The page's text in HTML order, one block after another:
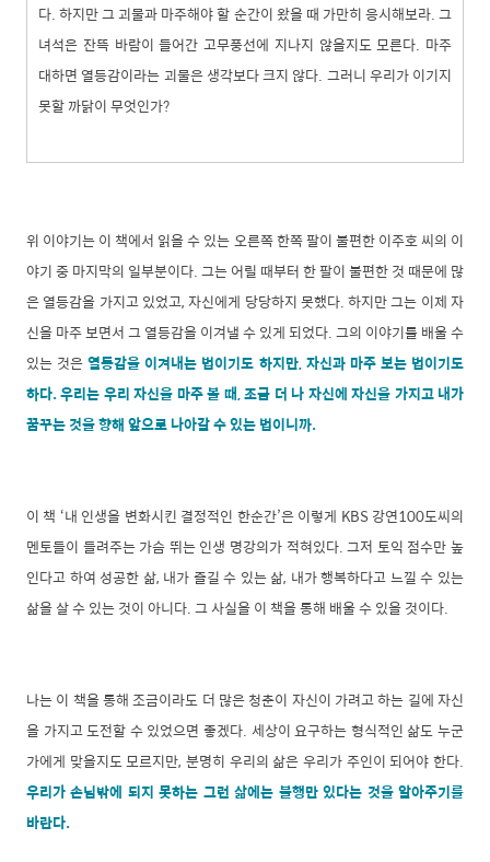
다. 하지만 그 괴물과 마주해야 할 순간이 왔을 때 가만히 응시해보라. 그
녀석은 잔뜩 바람이 들어간 고무풍선에 지나지 않을지도 모른다. 마주
대하면 열등감이라는 괴물은 생각보다 크지 않다. 그러니 우리가 이기지
못할 까닭이 무엇인가?
위 이야기는 이 책에서 읽을 수 있는 오른쪽 한쪽 팔이 불편한 이주호 씨의 이
야기 중 마지막의 일부분이다. 그는 어릴 때부터 한 팔이 불편한 것 때문에 많
은 열등감을 가지고 있었고, 자신에게 당당하지 못했다. 하지만 그는 이제 자
신을 마주 보면서 그 열등감을 이겨낼 수 있게 되었다. 그의 이야기를 배울 수
있는 것은열등감을 이겨내는 법이기도 하지만, 자신과 마주 보는 법이기도
하다. 우리는 우리 자신을 마주 볼 때, 조금 더 나 자신에 자신을 가지고 내가
꿈꾸는 것을 향해 앞으로 나아갈 수 있는 법이니까.
이 책 ‘내 인생을 변화시킨 결정적인 한순간’은 이렇게 KBS 강연100도씨의
멘토들이 들려주는 가슴 뛰는 인생 명강의가 적혀있다. 그저 토익 점수만 높
인다고 하여 성공한 삶, 내가 즐길 수 있는 삶, 내가 행복하다고 느낄 수 있는
삶을 살 수 있는 것이 아니다. 그 사실을 이 책을 통해 배울 수 있을 것이다.
나는 이 책을 통해 조금이라도 더 많은 청춘이 자신이 가려고 하는 길에 자신
을 가지고 도전할 수 있었으면 좋겠다. 세상이 요구하는 형식적인 삶도 누군
가에게 맞을지도 모르지만, 분명히 우리의 삶은 우리가 주인이 되어야 한다.
우리가 손님밖에 되지 못하는 그런 삶에는 불행만 있다는 것을 알아주기를
바란다.